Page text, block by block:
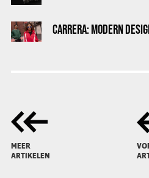
CARRERA: MODERN
MEER
ARTIKELEN